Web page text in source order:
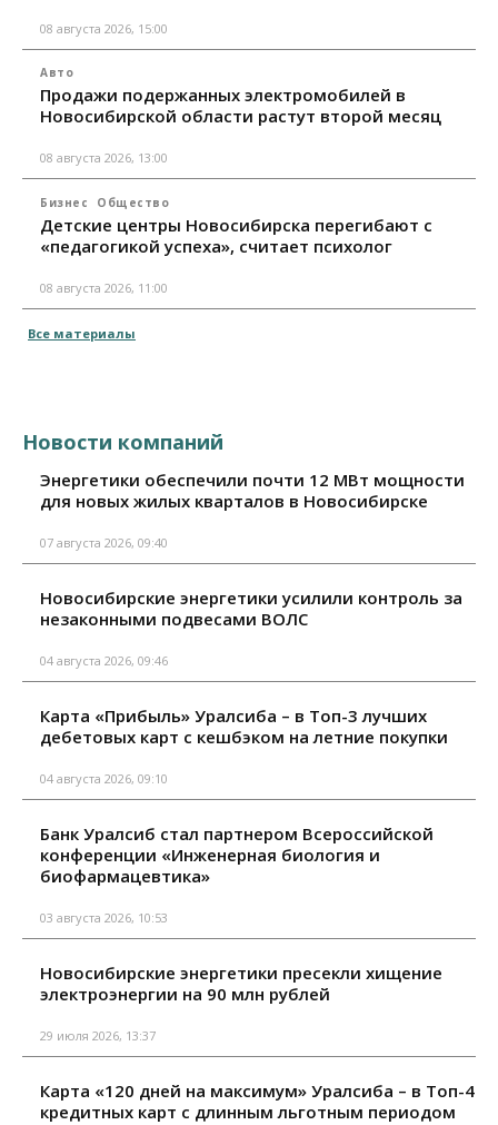
08 августа 2026, 15:00
Авто
Продажи подержанных электромобилей в
Новосибирской области растут второй месяц
08 августа 2026, 13:00
Бизнес Общество
Детские центры Новосибирска перегибают с
«педагогикой успеха», считает психолог
08 августа 2026, 11:00
Все материалы
Новости компаний
Энергетики обеспечили почти 12 МВт мощности
для новых жилых кварталов в Новосибирске
07 августа 2026, 09:40
Новосибирские энергетики усилили контроль за
незаконными подвесами ВОЛС
04 августа 2026, 09:46
Карта «Прибыль» Уралсиба – в Топ-3 лучших
дебетовых карт с кешбэком на летние покупки
04 августа 2026, 09:10
Банк Уралсиб стал партнером Всероссийской
конференции «Инженерная биология и
биофармацевтика»
03 августа 2026, 10:53
Новосибирские энергетики пресекли хищение
электроэнергии на 90 млн рублей
29 июля 2026, 13:37
Карта «120 дней на максимум» Уралсиба – в Топ-4
кредитных карт с длинным льготным периодом